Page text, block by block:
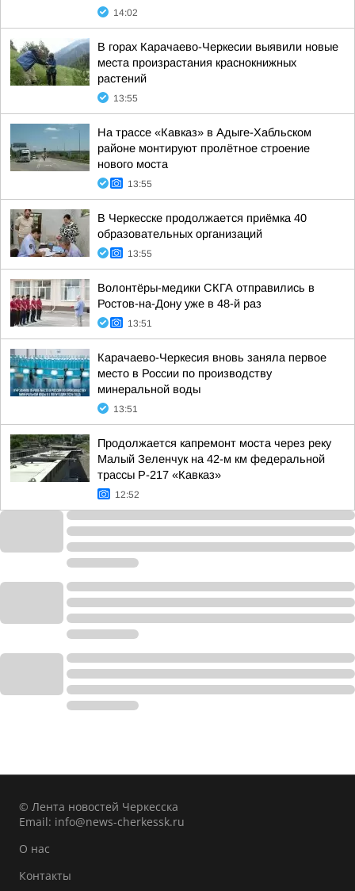
14:02
В горах Карачаево-Черкесии выявили новые
места произрастания краснокнижных
растений
13:55
На трассе «Кавказ» в Адыге-Хабльском
районе монтируют пролётное строение
нового моста
13:55
В Черкесске продолжается приёмка 40
образовательных организаций
13:55
Волонтёры-медики СКГА отправились в
Ростов-на-Дону уже в 48-й раз
13:51
Карачаево-Черкесия вновь заняла первое
место в России по производству
минеральной воды
13:51
Продолжается капремонт моста через реку
Малый Зеленчук на 42-м км федеральной
трассы Р-217 «Кавказ»
12:52
© Лента новостей Черкесска
Email: info@news-cherkessk.ru
О нас
Контакты